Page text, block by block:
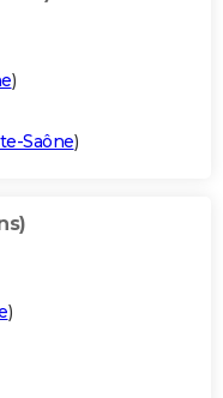
)
Saône)
)